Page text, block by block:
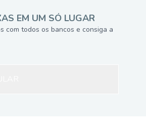
EM UM SÓ LUGAR
com todos os bancos e consiga a